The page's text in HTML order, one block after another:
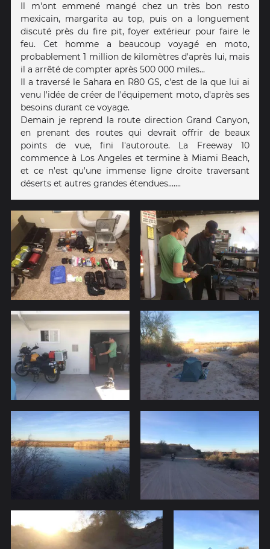
Il m'ont emmené mangé chez un très bon resto
mexicain, margarita au top, puis on a longuement
discuté près du fire pit, foyer extérieur pour faire le
feu. Cet homme a beaucoup voyagé en moto,
probablement 1 million de kilomètres d'après lui, mais
il a arrêté de compter après 500 000 miles...
Il a traversé le Sahara en R80 GS, c'est de la que lui ai
venu l'idée de créer de l'équipement moto, d'après ses
besoins durant ce voyage.
Demain je reprend la route direction Grand Canyon,
en prenant des routes qui devrait offrir de beaux
points de vue, fini l'autoroute. La Freeway 10
commence à Los Angeles et termine à Miami Beach,
et ce n'est qu'une immense ligne droite traversant
déserts et autres grandes étendues.......